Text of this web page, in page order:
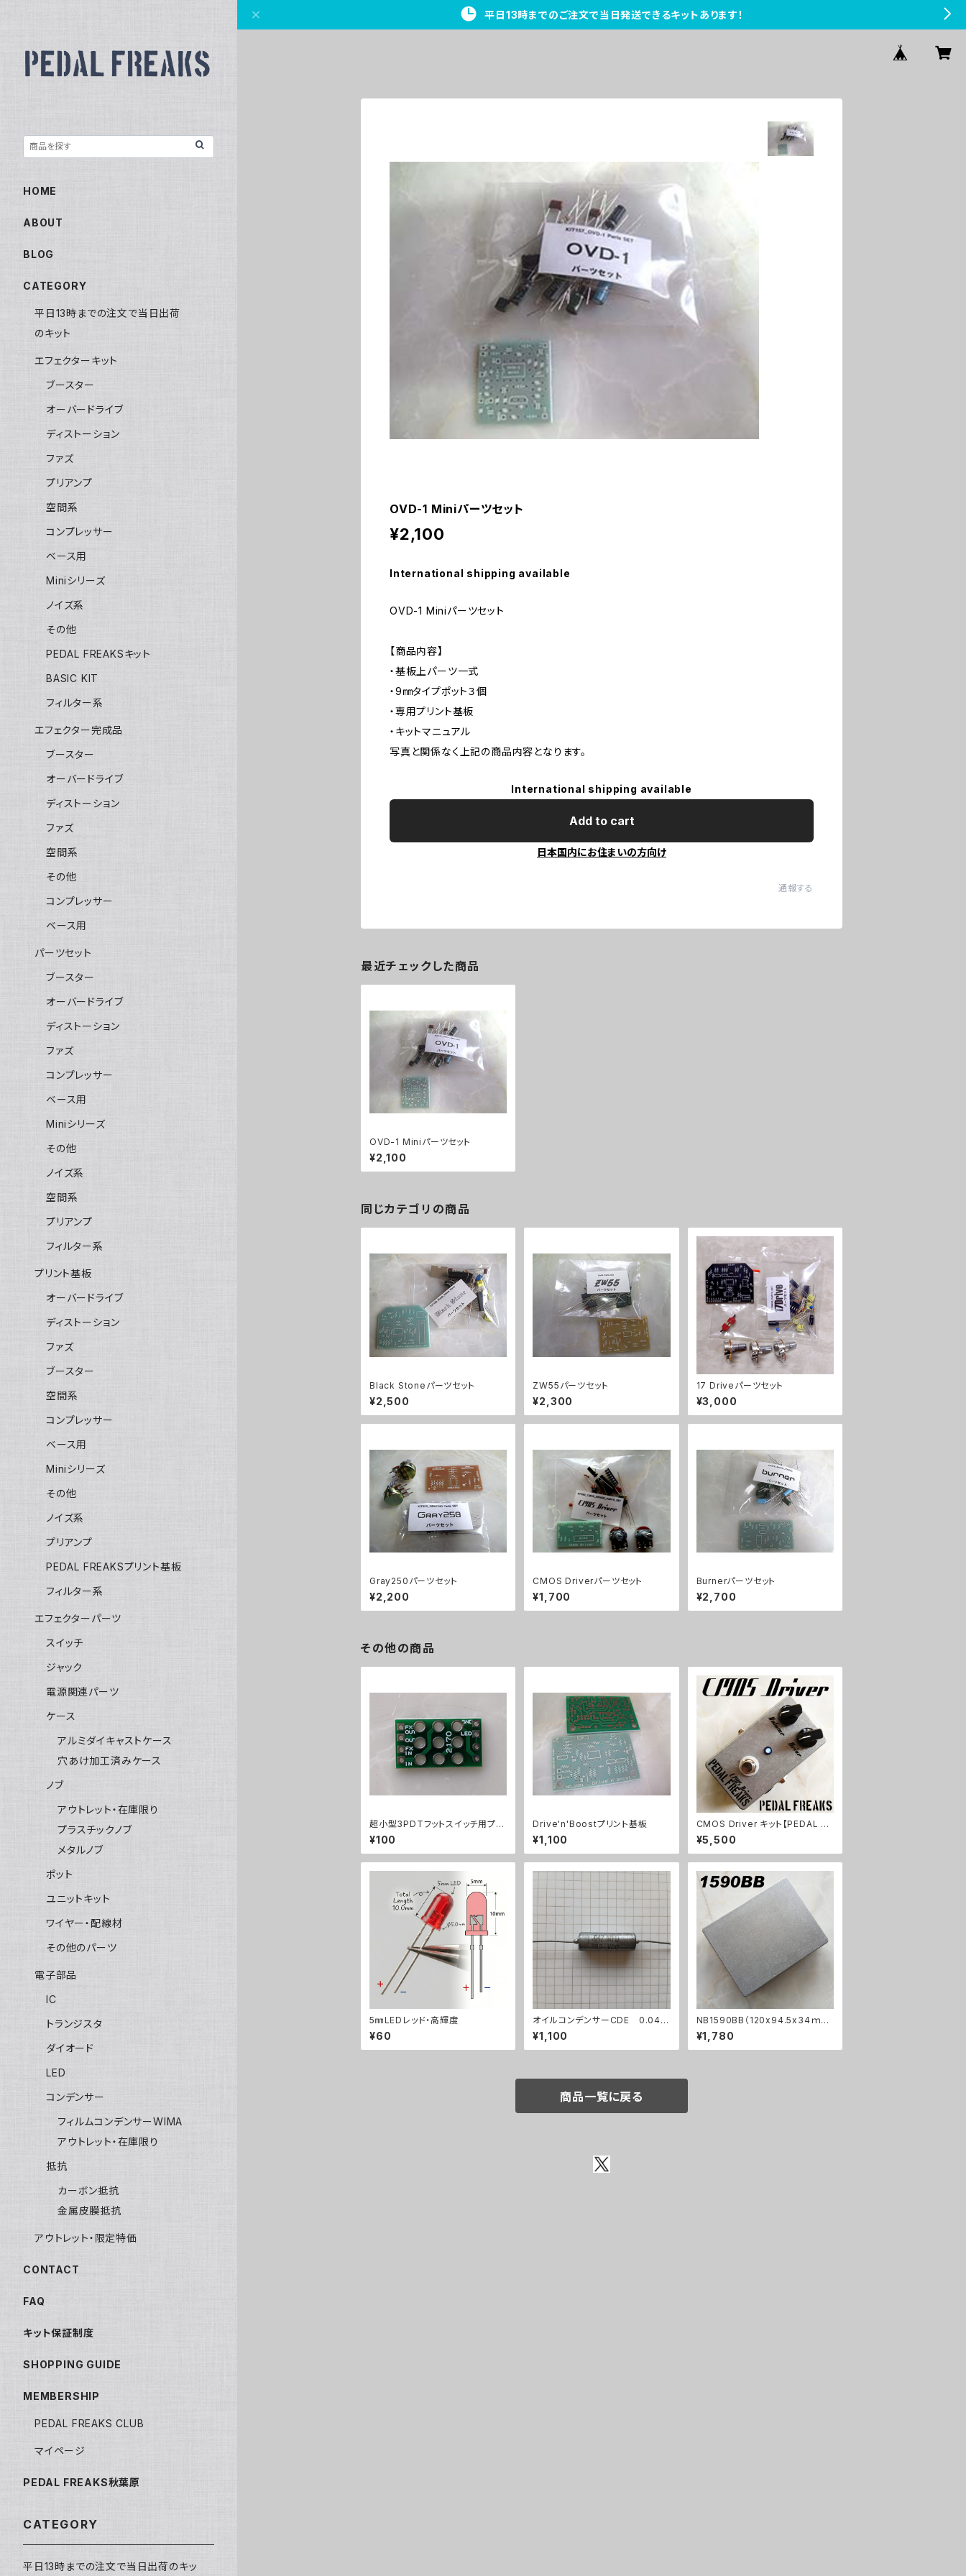
平日13時までのご注文で当日発送できるキットあります！
OVD-1 Miniパーツセット
¥2,100
International shipping available
OVD-1 Miniパーツセット
【商品内容】
・基板上パーツ一式
・9㎜タイプポット３個
・専用プリント基板
・キットマニュアル
写真と関係なく上記の商品内容となります。
International shipping available
Add to cart
日本国内にお住まいの方向け
通報する
最近チェックした商品
OVD-1 Miniパーツセット
¥2,100
同じカテゴリの商品
Black Stoneパーツセット
¥2,500
ZW55パーツセット
¥2,300
17 Driveパーツセット
¥3,000
Gray250パーツセット
¥2,200
CMOS Driverパーツセット
¥1,700
Burnerパーツセット
¥2,700
その他の商品
超小型3PDTフットスイッチ用プリ
ント基板トゥルーバイパス用2170
¥100
Drive'n'Boostプリント基板
¥1,100
CMOS Driver キット【PEDAL FR
EAKS】
¥5,500
5㎜LEDレッド・高輝度
¥60
オイルコンデンサーCDE 0.047
uF【在庫限り】
¥1,100
NB1590BB（120x94.5x34ｍ
ｍ）アルミダイキャストケース
¥1,780
商品一覧に戻る
HOME
ABOUT
BLOG
CATEGORY
平日13時までの注文で当日出荷
のキット
エフェクターキット
ブースター
オーバードライブ
ディストーション
ファズ
プリアンプ
空間系
コンプレッサー
ベース用
Miniシリーズ
ノイズ系
その他
PEDAL FREAKSキット
BASIC KIT
フィルター系
エフェクター完成品
ブースター
オーバードライブ
ディストーション
ファズ
空間系
その他
コンプレッサー
ベース用
パーツセット
ブースター
オーバードライブ
ディストーション
ファズ
コンプレッサー
ベース用
Miniシリーズ
その他
ノイズ系
空間系
プリアンプ
フィルター系
プリント基板
オーバードライブ
ディストーション
ファズ
ブースター
空間系
コンプレッサー
ベース用
Miniシリーズ
その他
ノイズ系
プリアンプ
PEDAL FREAKSプリント基板
フィルター系
エフェクターパーツ
スイッチ
ジャック
電源関連パーツ
ケース
アルミダイキャストケース
穴あけ加工済みケース
ノブ
アウトレット・在庫限り
プラスチックノブ
メタルノブ
ポット
ユニットキット
ワイヤー・配線材
その他のパーツ
電子部品
IC
トランジスタ
ダイオード
LED
コンデンサー
フィルムコンデンサーWIMA
アウトレット・在庫限り
抵抗
カーボン抵抗
金属皮膜抵抗
アウトレット・限定特価
CONTACT
FAQ
キット保証制度
SHOPPING GUIDE
MEMBERSHIP
PEDAL FREAKS CLUB
マイページ
PEDAL FREAKS秋葉原
CATEGORY
平日13時までの注文で当日出荷のキッ